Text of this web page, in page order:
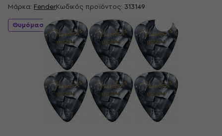
Μάρκα: FenderΚωδικός προϊόντος: 313149
Θυμόμαστε